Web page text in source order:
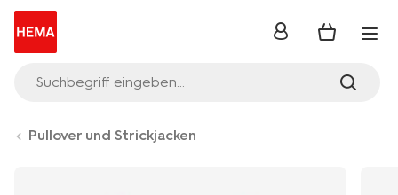
Suchbegriff eingeben...
Anmelden
Pullover und Strickjacken